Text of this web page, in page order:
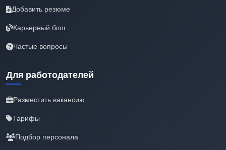
Добавить резюме
Карьерный блог
Частые вопросы
Для работодателей
Разместить вакансию
Тарифы
Подбор персонала